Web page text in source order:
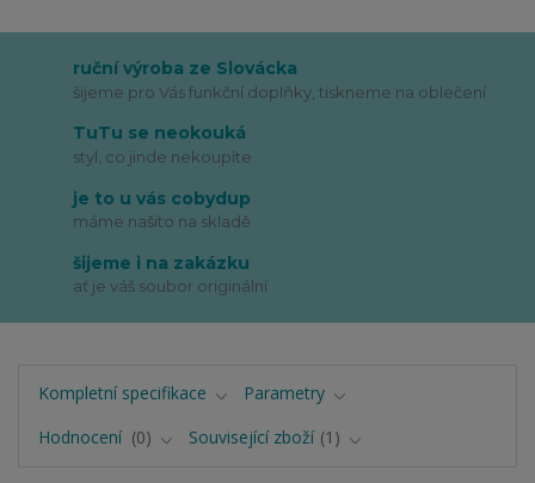
ruční výroba ze Slovácka
šijeme pro Vás funkční doplňky, tiskneme na oblečení
TuTu se neokouká
styl, co jinde nekoupíte
je to u vás cobydup
máme našito na skladě
šijeme i na zakázku
ať je váš soubor originální
Kompletní specifikace
Parametry
Hodnocení
0 Související zboží 1